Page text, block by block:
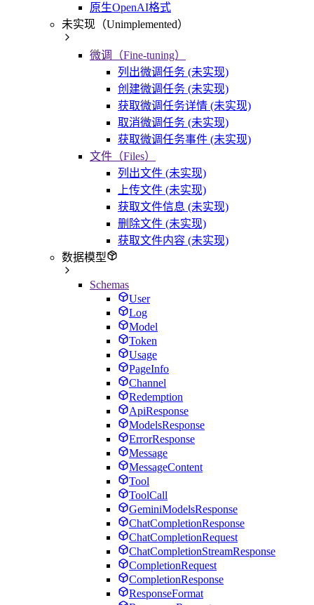
原生OpenAI格式
未实现（Unimplemented）
微调（Fine-tuning）
列出微调任务 (未实现)
创建微调任务 (未实现)
获取微调任务详情 (未实现)
取消微调任务 (未实现)
获取微调任务事件 (未实现)
文件（Files）
列出文件 (未实现)
上传文件 (未实现)
获取文件信息 (未实现)
删除文件 (未实现)
获取文件内容 (未实现)
数据模型
Schemas
User
Log
Model
Token
Usage
PageInfo
Channel
Redemption
ApiResponse
ModelsResponse
ErrorResponse
Message
MessageContent
Tool
ToolCall
GeminiModelsResponse
ChatCompletionResponse
ChatCompletionRequest
ChatCompletionStreamResponse
CompletionRequest
CompletionResponse
ResponseFormat